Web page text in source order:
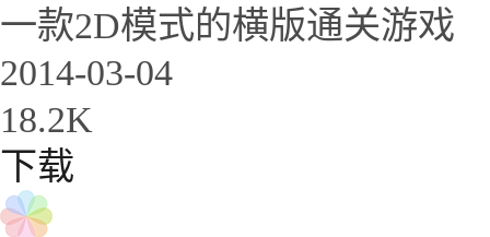
一款2D模式的横版通关游戏
2014-03-04
18.2K
下载